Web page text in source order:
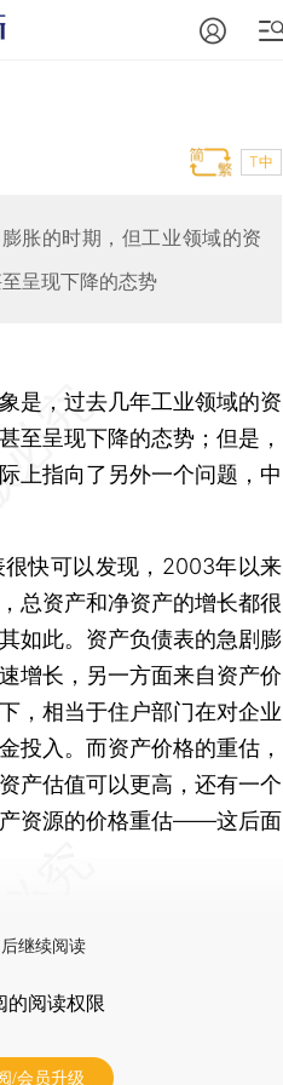
T中
胀的时期，但工业领域的资
呈现下降的态势
，过去几年工业领域的资
至呈现下降的态势；但是，
上指向了另外一个问题，中
快可以发现，2003年以来
总资产和净资产的增长都很
如此。资产负债表的急剧膨
增长，另一方面来自资产价
，相当于住户部门在对企业
投入。而资产价格的重估，
产估值可以更高，还有一个
资源的价格重估——这后面
继续阅读
的阅读权限
/会员升级